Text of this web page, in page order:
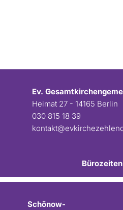
Ev.
Heimat 27 - 14165 Berlin
030 815 18 39
Schönow-